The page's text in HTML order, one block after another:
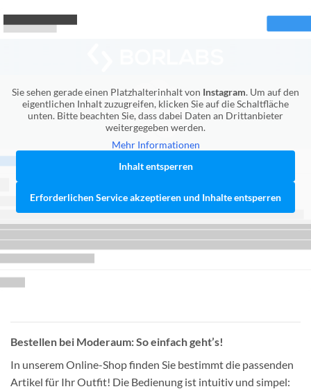
Sie sehen gerade einen Platzhalterinhalt von Instagram. Um auf den
eigentlichen Inhalt zuzugreifen, klicken Sie auf die Schaltfläche
unten. Bitte beachten Sie, dass dabei Daten an Drittanbieter
weitergegeben werden.
Mehr Informationen
Inhalt entsperren
Erforderlichen Service akzeptieren und Inhalte entsperren
Bestellen bei Moderaum: So einfach geht’s!
In unserem Online-Shop finden Sie bestimmt die passenden
Artikel für Ihr Outfit! Die Bedienung ist intuitiv und simpel: